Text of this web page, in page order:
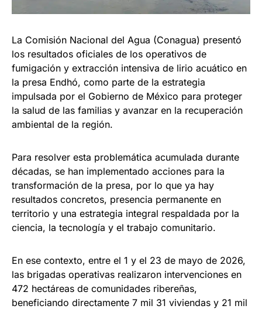
La Comisión Nacional del Agua (Conagua) presentó
los resultados oficiales de los operativos de
fumigación y extracción intensiva de lirio acuático en
la presa Endhó, como parte de la estrategia
impulsada por el Gobierno de México para proteger
la salud de las familias y avanzar en la recuperación
ambiental de la región.
Para resolver esta problemática acumulada durante
décadas, se han implementado acciones para la
transformación de la presa, por lo que ya hay
resultados concretos, presencia permanente en
territorio y una estrategia integral respaldada por la
ciencia, la tecnología y el trabajo comunitario.
En ese contexto, entre el 1 y el 23 de mayo de 2026,
las brigadas operativas realizaron intervenciones en
472 hectáreas de comunidades ribereñas,
beneficiando directamente 7 mil 31 viviendas y 21 mil